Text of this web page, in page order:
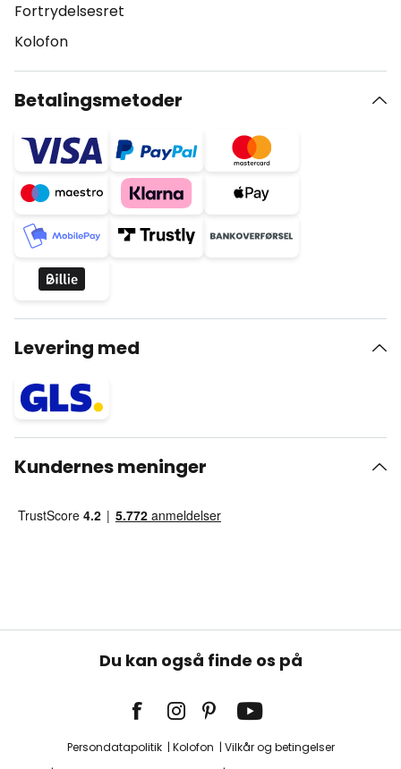
Fortrydelsesret
Kolofon
Betalingsmetoder
Levering med
Kundernes meninger
Du kan også finde os på
Persondatapolitik Kolofon
Vilkår og betingelser